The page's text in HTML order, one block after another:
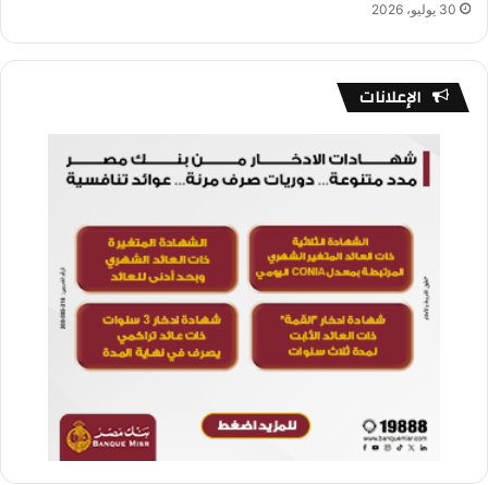
30 يوليو، 2026
الإعلانات